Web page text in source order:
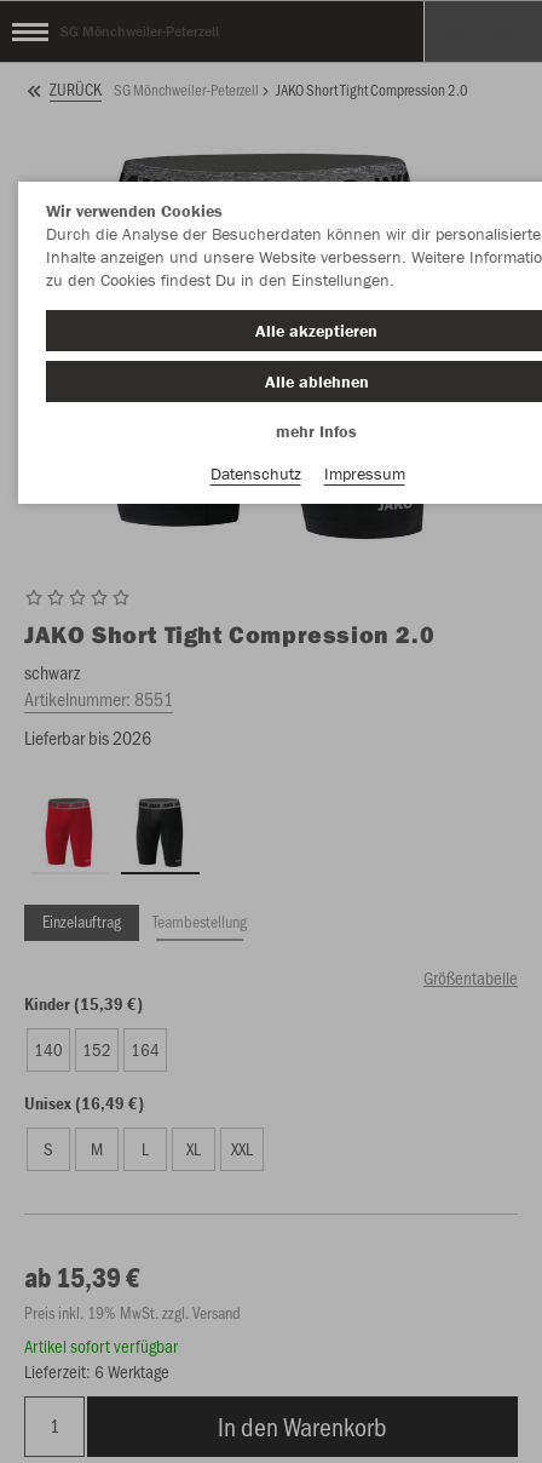
SG Mönchweiler-Peterzell
ZURÜCK SG Mönchweiler-Peterzell JAKO Short Tight Compression 2.0
JAKO Short Tight Compression 2.0
schwarz
Artikelnummer:8551
Lieferbar bis 2026
Einzelauftrag Teambestellung
Größentabelle
Kinder (15,39 €)
140 152 164
Unisex (16,49 €)
S M L XL XXL
ab 15,39 €
Preis inkl. 19% MwSt. zzgl. Versand
Artikel sofort verfügbar
Lieferzeit: 6 Werktage
In den Warenkorb
Wir verwenden Cookies
Durch die Analyse der Besucherdaten können wir dir personalisierte
Inhalte anzeigen und unsere Website verbessern. Weitere
zu den Cookies findest Du in den Einstellungen.
Alle akzeptieren
Alle ablehnen
mehr Infos
Datenschutz
Impressum